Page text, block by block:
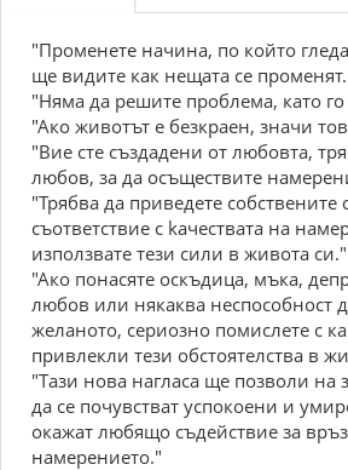
"Променете начина, по който
ще видите как нещата се
"Няма да решите проблема, като го
"Ако животът е безкраен, значи
"Вие сте създадени от любовта,
любов, за да осъществите
"Трябва да приведете собствените
съответствие с kачествата на
използвате тези сили в живота си."
"Ако понасяте оскъдица, мъка,
любов или някаква неспособност
желаното, сериозно помислете с
привлекли тези обстоятелства в
"Тази нова нагласа ще позволи на
да се почувстват успокоени и
окажат любящо съдействие за
намерението."